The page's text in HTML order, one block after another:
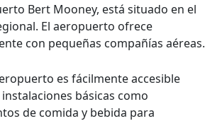
Bert Mooney, está situado en el
El aeropuerto ofrece
con pequeñas compañías aéreas.
es fácilmente accesible
básicas como
de comida y bebida para